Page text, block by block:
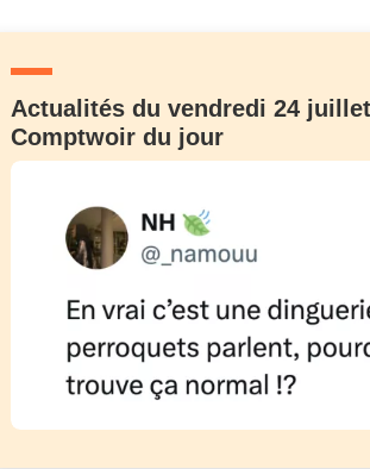
Actualités du vendredi 24
Comptwoir du jour